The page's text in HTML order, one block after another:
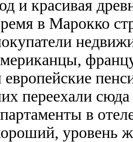
и красивая
в Марокко
европейские
переехали
в
уровень